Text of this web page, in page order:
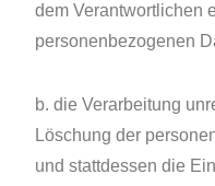
dem Verantwortlichen
personenbezogenen
b. die Verarbeitung
Löschung der
und stattdessen die